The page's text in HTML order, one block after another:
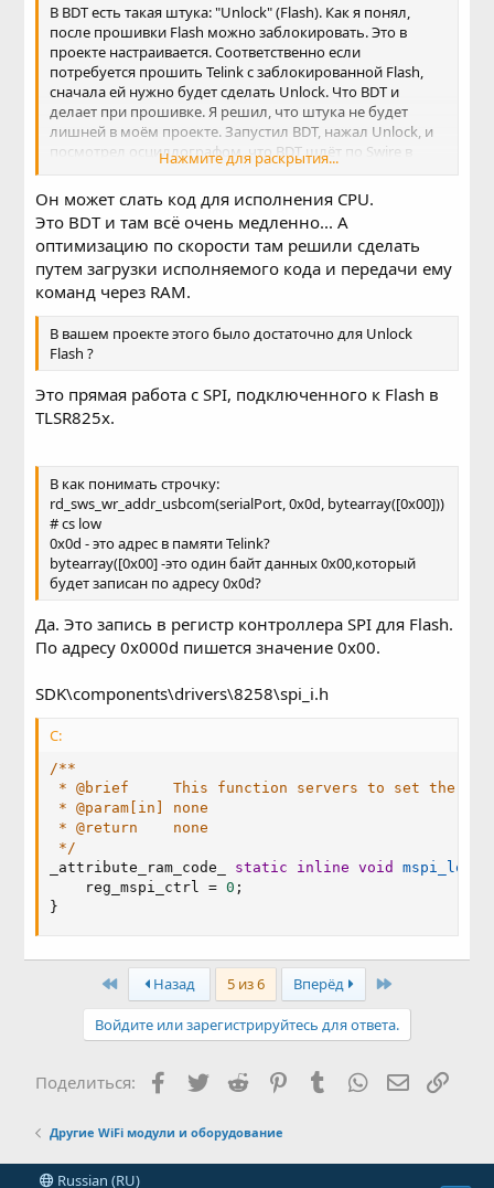
В BDT есть такая штука: "Unlock" (Flash). Как я понял,
после прошивки Flash можно заблокировать. Это в
проекте настраивается. Соответственно если
потребуется прошить Telink с заблокированной Flash,
сначала ей нужно будет сделать Unlock. Что BDT и
делает при прошивке. Я решил, что штука не будет
лишней в моём проекте. Запустил BDT, нажал Unlock, и
посмотрел осциллографом, что BDT шлёт по Swire в
Telink. А шлёт он очень много.
Нажмите для раскрытия...
Он может слать код для исполнения CPU.
Это BDT и там всё очень медленно... А
оптимизацию по скорости там решили сделать
путем загрузки исполняемого кода и передачи ему
команд через RAM.
В вашем проекте этого было достаточно для Unlock
Flash ?
Это прямая работа с SPI, подключенного к Flash в
TLSR825x.
B как понимать строчку:
rd_sws_wr_addr_usbcom(serialPort, 0x0d, bytearray([0x00]))
# cs low
0x0d - это адрес в памяти Telink?
bytearray([0x00] -это один байт данных 0x00,который
будет записан по адресу 0x0d?
Да. Это запись в регистр контроллера SPI для Flash.
По адресу 0x000d пишется значение 0x00.
SDK\components\drivers\8258\spi_i.h
C:
/**
* @brief     This function servers to set the
* @param[in] none
* @return    none
*/
_attribute_ram_code_ static inline void mspi_low
    reg_mspi_ctrl
= 0 ;
}
First Назад 5 из 6 Вперёд Last
Войдите или зарегистрируйтесь для ответа.
Поделиться: Facebook
TwitterReddit PinterestTumblrWhatsApp
Другие WiFi модули и оборудование
Russian (RU)